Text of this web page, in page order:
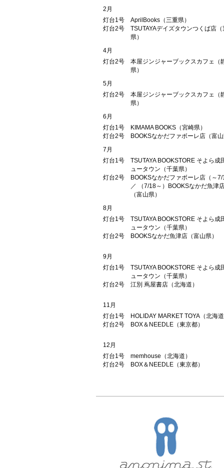
2月
灯台1号
AprilBooks（三重県）
灯台2号
TSUTAYAデイズタウンつくば店（
県）
4月
灯台2号
本屋ジンジャーブックスカフェ（
県）
5月
灯台2号
本屋ジンジャーブックスカフェ（
県）
6月
灯台1号
KIMAMA BOOKS（宮崎県）
灯台2号
BOOKSなかだファボーレ店（富山
7月
灯台1号
TSUTAYA BOOKSTORE そよら成
ュータウン（千葉県）
灯台2号
BOOKSなかだファボーレ店（～7/
／ （7/18～）BOOKSなかだ魚津
（富山県）
8月
灯台1号
TSUTAYA BOOKSTORE そよら成
ュータウン（千葉県）
灯台2号
BOOKSなかだ魚津店（富山県）
9月
灯台1号
TSUTAYA BOOKSTORE そよら成
ュータウン（千葉県）
灯台2号
江別 蔦屋書店（北海道）
11月
灯台1号
HOLIDAY MARKET TOYA（北海道
灯台2号
BOX＆NEEDLE（東京都）
12月
灯台1号
memhouse（北海道）
灯台2号
BOX＆NEEDLE（東京都）